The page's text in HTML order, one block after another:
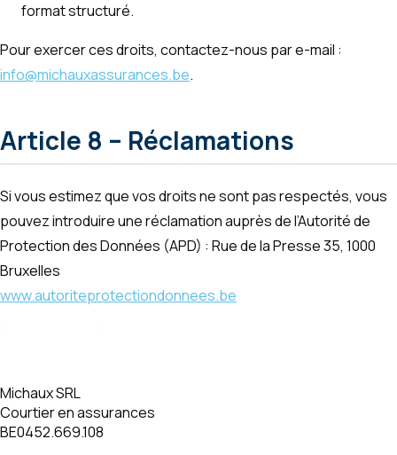
format structuré.
Pour exercer ces droits, contactez-nous par e-mail :
info@michauxassurances.be.
Article 8 – Réclamations
Si vous estimez que vos droits ne sont pas respectés, vous
pouvez introduire une réclamation auprès de l’Autorité de
Protection des Données (APD) : Rue de la Presse 35, 1000
Bruxelles
www.autoriteprotectiondonnees.be
Michaux SRL
Courtier en assurances
BE0452.669.108